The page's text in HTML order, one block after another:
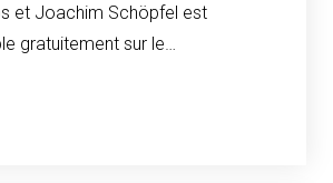
et Joachim Schöpfel est
gratuitement sur le…